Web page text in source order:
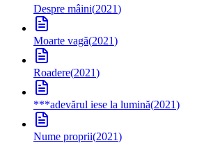
Despre mâini(2021)
Moarte vagă(2021)
Roadere(2021)
***adevărul iese la lumină(2021)
Nume proprii(2021)